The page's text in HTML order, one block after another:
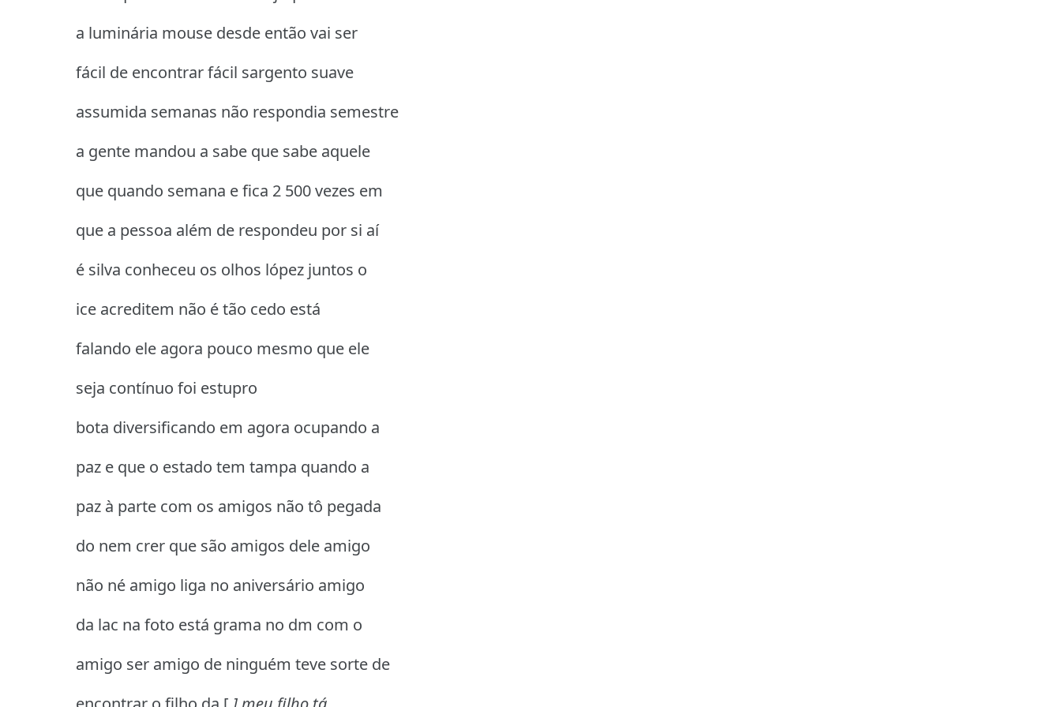
a luminária mouse desde então vai ser
fácil de encontrar fácil sargento suave
assumida semanas não respondia semestre
a gente mandou a sabe que sabe aquele
que quando semana e fica 2 500 vezes em
que a pessoa além de respondeu por si aí
é silva conheceu os olhos lópez juntos o
ice acreditem não é tão cedo está
falando ele agora pouco mesmo que ele
seja contínuo foi estupro
bota diversificando em agora ocupando a
paz e que o estado tem tampa quando a
paz à parte com os amigos não tô pegada
do nem crer que são amigos dele amigo
não né amigo liga no aniversário amigo
da lac na foto está grama no dm com o
amigo ser amigo de ninguém teve sorte de